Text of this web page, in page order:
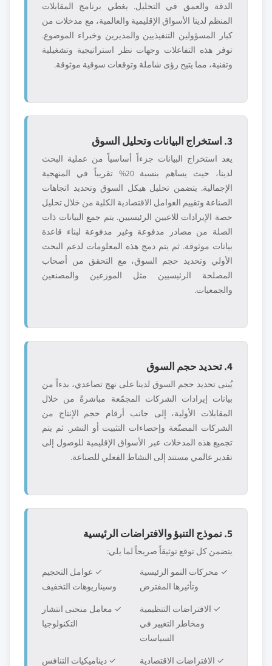
الدقة والعمق في التحليل. يغطي برنامج المقابلات
المنظم لدينا الأسواق الإقليمية والعالمية، مع مدخلات من
كبار المسؤولين التنفيذيين والمديرين وخبراء الموضوع.
توفر هذه التفاعلات وجهات نظر استراتيجية وتشغيلية
وتقنية، مما يتيح رؤى شاملة وتوقعات سوقية موثوقة.
3. استخراج البيانات وتحليل السوق
يعد استخراج البيانات جزءاً أساسياً من عملية البحث
لدينا، حيث يساهم بنسبة 20% تقريباً في المنهجية
الإجمالية. يتضمن تحليل هيكل السوق وتحديد اتجاهات
الصناعة وتقييم العوامل الاقتصادية الكلية من خلال تحليل
حصة الإيرادات للاعبين الرئيسيين. يتم جمع البيانات ذات
الصلة من مصادر مدفوعة وغير مدفوعة لبناء قاعدة
بيانات موثوقة. ثم يتم دمج هذه المعلومات لدعم البحث
الأولي وتحديد حجم السوق، مع التحقق من أصحاب
المصلحة الرئيسيين مثل الموزعين والمصنعين
والجمعيات.
4. تحديد حجم السوق
يُبنى تحديد حجم السوق لدينا على نهج تصاعدي، بدءاً من
بيانات إيرادات الشركات المجمّعة مباشرةً من خلال
المقابلات الأولية، إلى جانب أرقام حجم الإنتاج من
الشركات المصنّعة وإحصاءات التثبيت أو النشر. ثم يتم
تجميع هذه المدخلات عبر الأسواق الإقليمية للوصول إلى
تقدير عالمي مستند إلى النشاط الفعلي للصناعة.
5. نموذج التنبؤ والافتراضات الرئيسية
يتضمن كل توقع توثيقاً صريحاً لما يلي:
✓ محركات النمو الرئيسية
وتأثيرها المفترض
✓ عوامل التحجيم
وسيناريوهات التخفيف
✓ الافتراضات التنظيمية
ومخاطر التغيير في
السياسات
✓ معامل منحنى انتشار
التكنولوجيا
✓ الافتراضات الاقتصادية
✓ ديناميكيات التنافس